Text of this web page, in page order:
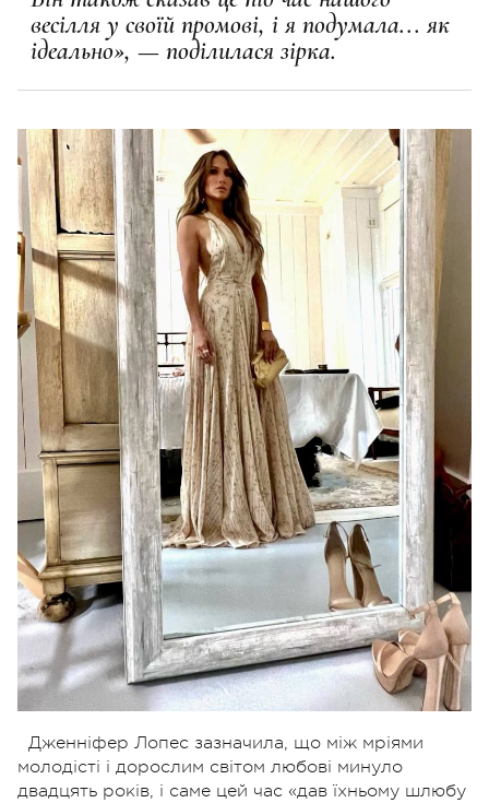
весілля у своїй промові, і я подумала... як
ідеально», — поділилася зірка.
Дженніфер Лопес зазначила, що між мріями
молодісті і дорослим світом любові минуло
двадцять років, і саме цей час «дав їхньому шлюбу